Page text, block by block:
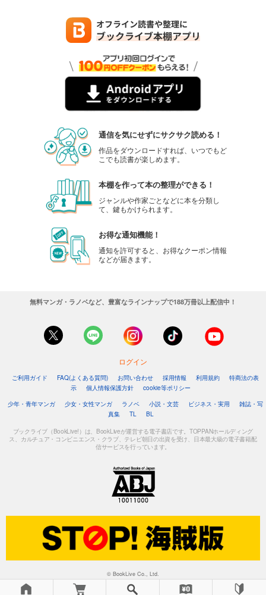
あらすじを表示する
円 (税込)
あらすじを表示する
509円 (税込)
509円 (税込)
試し読み
509円 (税込)
カート
あらすじを表示する
通信を気にせずにサクサク読める！
作品をダウンロードすれば、いつでもど
こでも読書が楽しめます。
本棚を作って本の整理ができる！
ジャンルや作家ごとなどに本を分類し
て、鍵もかけられます。
お得な通知機能！
通知を許可すると、お得なクーポン情報
などが届きます。
無料マンガ・ラノベなど、豊富なラインナップで188万冊以上配信中！
ログイン
ご利用ガイド FAQ(よくある質問) お問い合わせ 採用情報 利用規約
特商法の表
示
個人情報保護方針
cookie等ポリシー
少年・青年マンガ
少女・女性マンガ ラノベ 小説・文芸 ビジネス・実用
雑誌・写
真集
TL BL
ブックライブ（BookLive!）は、BookLiveが運営する電子書店です。TOPPANホールディング
ス、カルチュア・コンビニエンス・クラブ、テレビ朝日の出資を受け、日本最大級の電子書籍配
信サービスを行っています。
© BookLive Co., Ltd.